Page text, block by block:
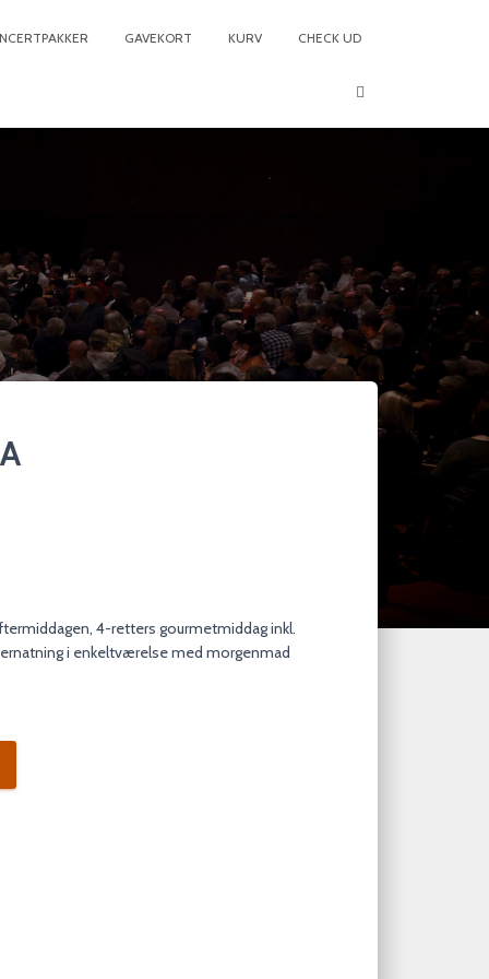
GAVEKORT KURV CHECK UD
4-retters gourmetmiddag inkl.
i enkeltværelse med morgenmad